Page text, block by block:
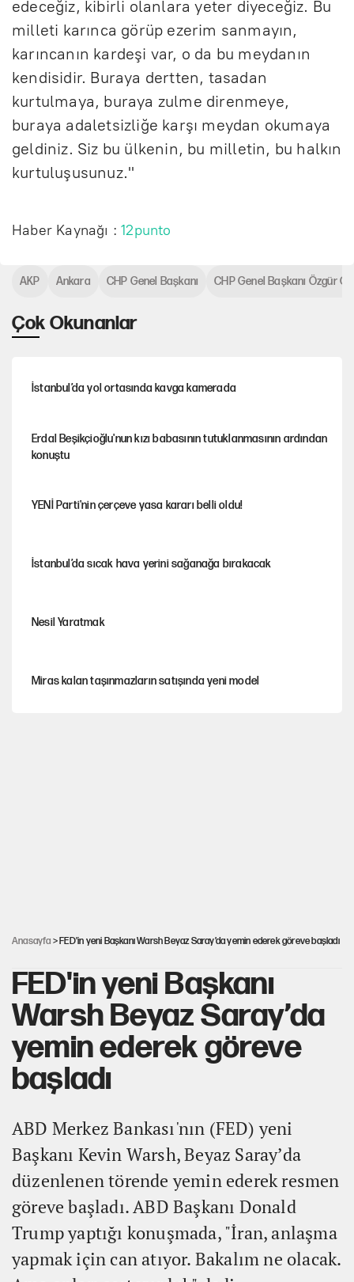
edeceğiz, kibirli olanlara yeter diyeceğiz. Bu
milleti karınca görüp ezerim sanmayın,
karıncanın kardeşi var, o da bu meydanın
kendisidir. Buraya dertten, tasadan
kurtulmaya, buraya zulme direnmeye,
buraya adaletsizliğe karşı meydan okumaya
geldiniz. Siz bu ülkenin, bu milletin, bu halkın
kurtuluşusunuz."
Haber Kaynağı :12punto
Çok Okunanlar
İstanbul’da yol ortasında kavga kamerada
Erdal Beşikçioğlu'nun kızı babasının tutuklanmasının ardından
konuştu
YENİ Parti'nin çerçeve yasa kararı belli oldu!
İstanbul’da sıcak hava yerini sağanağa bırakacak
Nesil Yaratmak
Miras kalan taşınmazların satışında yeni model
AKP Ankara CHP Genel Başkanı CHP Genel Başkanı Özgür
Anasayfa > FED'in yeni Başkanı Warsh Beyaz Saray’da yemin ederek göreve başladı
FED'in yeni Başkanı
Warsh Beyaz Saray’da
yemin ederek göreve
başladı
ABD Merkez Bankası'nın (FED) yeni
Başkanı Kevin Warsh, Beyaz Saray’da
düzenlenen törende yemin ederek resmen
göreve başladı. ABD Başkanı Donald
Trump yaptığı konuşmada, "İran, anlaşma
yapmak için can atıyor. Bakalım ne olacak.